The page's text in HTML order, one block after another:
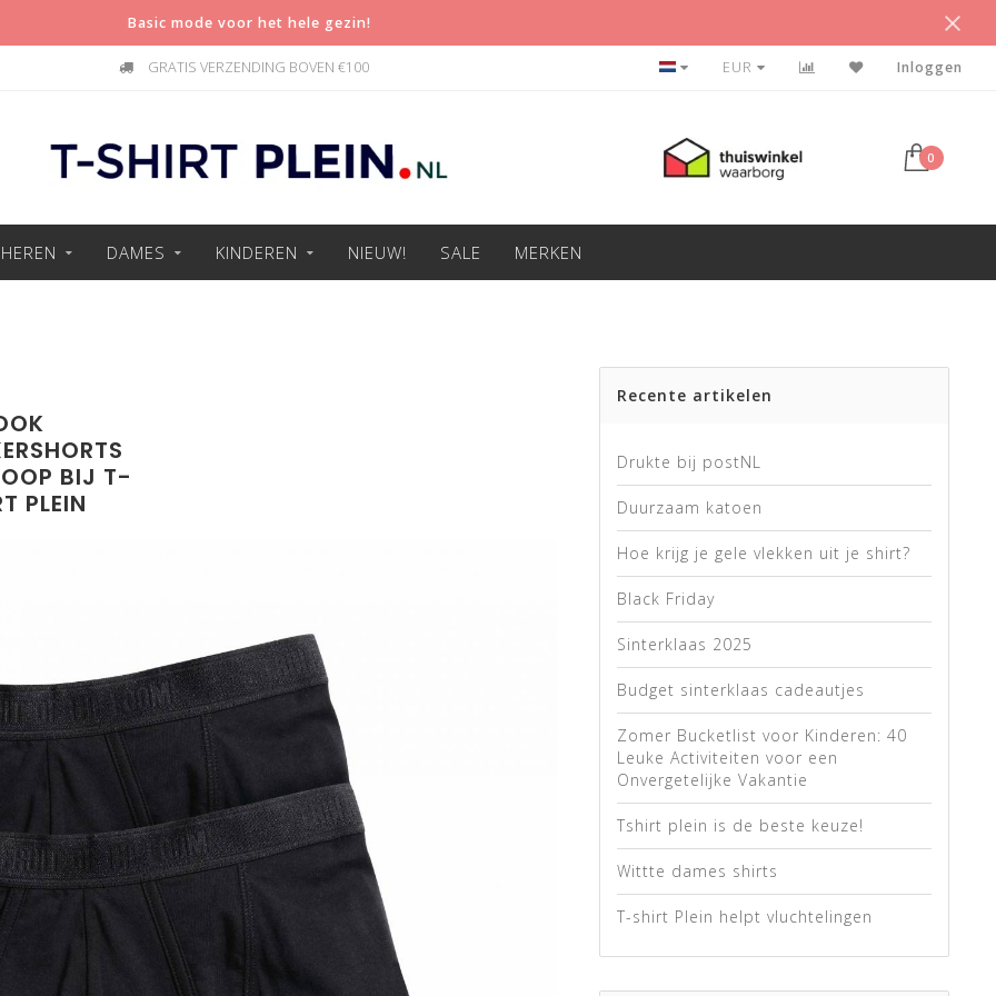
Basic mode voor het hele gezin!
GRATIS VERZENDING BOVEN €100 BETAAL ACHTERAF
EUR Inloggen
0
HEREN DAMES KINDEREN NIEUW! SALE MERKEN
BIJ T-
PLEIN
Recente artikelen
Drukte bij postNL
Duurzaam katoen
Hoe krijg je gele vlekken uit je shirt?
Black Friday
Sinterklaas 2025
Budget sinterklaas cadeautjes
Zomer Bucketlist voor Kinderen: 40
Leuke Activiteiten voor een
Onvergetelijke Vakantie
Tshirt plein is de beste keuze!
Wittte dames shirts
T-shirt Plein helpt vluchtelingen